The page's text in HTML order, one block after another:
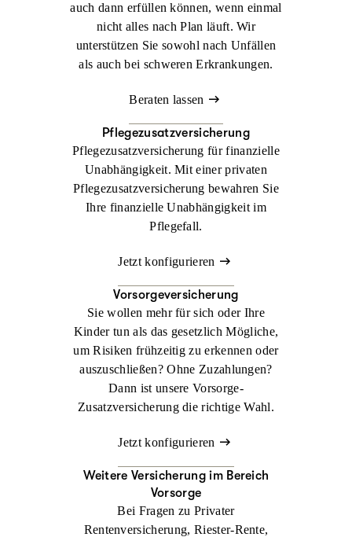
auch dann erfüllen können, wenn einmal
nicht alles nach Plan läuft. Wir
unterstützen Sie sowohl nach Unfällen
als auch bei schweren Erkrankungen.
Beraten lassen
Pflegezusatzversicherung
Pflegezusatzversicherung für finanzielle
Unabhängigkeit. Mit einer privaten
Pflegezusatzversicherung bewahren Sie
Ihre finanzielle Unabhängigkeit im
Pflegefall.
Jetzt konfigurieren
Vorsorgeversicherung
Sie wollen mehr für sich oder Ihre
Kinder tun als das gesetzlich Mögliche,
um Risiken frühzeitig zu erkennen oder
auszuschließen? Ohne Zuzahlungen?
Dann ist unsere Vorsorge-
Zusatzversicherung die richtige Wahl.
Jetzt konfigurieren
Weitere Versicherung im Bereich
Vorsorge
Bei Fragen zu Privater
Rentenversicherung, Riester-Rente,